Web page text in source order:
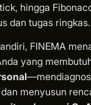
hingga
dan tugas ringkas.
FINEMA
yang
menyusun